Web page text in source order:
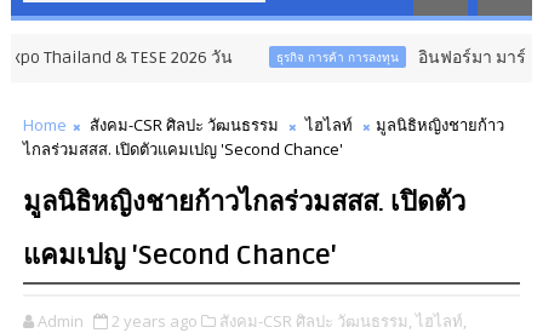
& TESE 2026 วัน ธุรกิจ การค้า การลงทุน อินฟอร์มา มาร์เก็ตส์ ผนึก
Home สังคม-CSR ศิลปะ วัฒนธรรม ไฮไลท์
มูลนิธิหญิงชายก้าว
ไกลร่วมสสส. เปิดตัวแคมเปญ 'Second Chance'
มูลนิธิหญิงชายก้าวไกลร่วมสสส. เปิดตัว
แคมเปญ 'Second Chance'
Admin 2 years ago สังคม-CSR ศิลปะ วัฒนธรรม, ไฮไลท์,